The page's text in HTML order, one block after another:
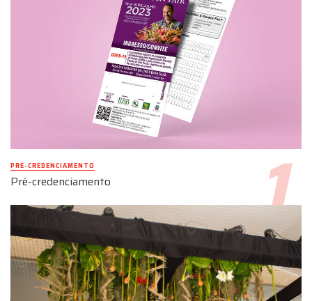
PRÉ-CREDENCIAMENTO
Pré-credenciamento